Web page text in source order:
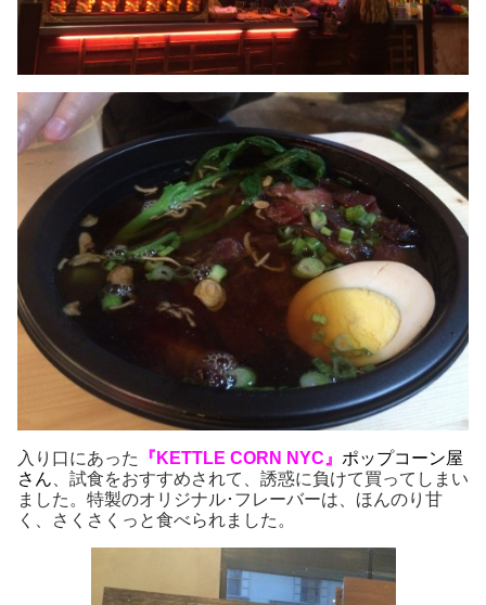
入り口にあった 『KETTLE CORN NYC』 ポップコーン屋
さん 、試食をおすすめされて、誘惑に負けて買ってしまい
ました。特製のオリジナル･フレーバーは、ほんのり甘
く、さくさくっと食べられました。